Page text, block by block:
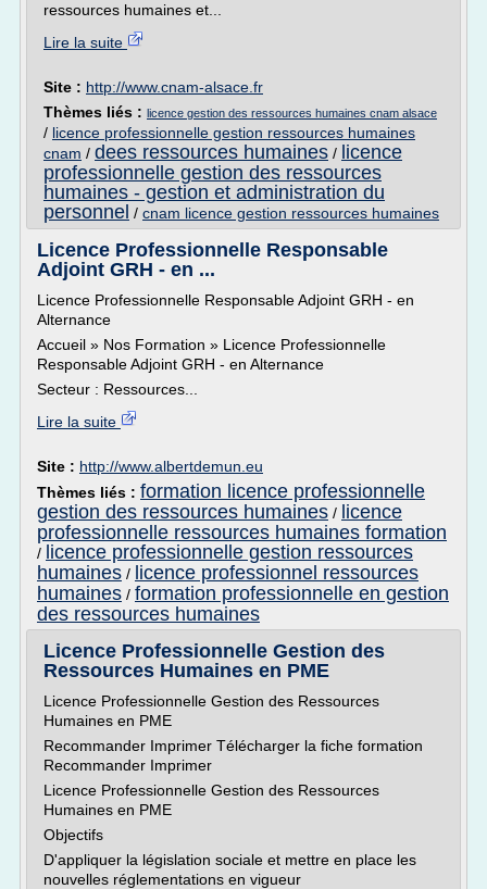
ressources humaines et...
Lire la suite
Site : http://www.cnam-alsace.fr
Thèmes liés : licence gestion des ressources humaines cnam alsace
/ licence professionnelle gestion ressources humaines
cnam / dees ressources humaines / licence
professionnelle gestion des ressources
humaines - gestion et administration du
personnel / cnam licence gestion ressources humaines
Licence Professionnelle Responsable
Adjoint GRH - en ...
Licence Professionnelle Responsable Adjoint GRH - en
Alternance
Accueil » Nos Formation » Licence Professionnelle
Responsable Adjoint GRH - en Alternance
Secteur : Ressources...
Lire la suite
Site : http://www.albertdemun.eu
Thèmes liés : formation licence professionnelle
gestion des ressources humaines / licence
professionnelle ressources humaines formation
/ licence professionnelle gestion ressources
humaines / licence professionnel ressources
humaines / formation professionnelle en gestion
des ressources humaines
Licence Professionnelle Gestion des
Ressources Humaines en PME
Licence Professionnelle Gestion des Ressources
Humaines en PME
Recommander Imprimer Télécharger la fiche formation
Recommander Imprimer
Licence Professionnelle Gestion des Ressources
Humaines en PME
Objectifs
D'appliquer la législation sociale et mettre en place les
nouvelles réglementations en vigueur